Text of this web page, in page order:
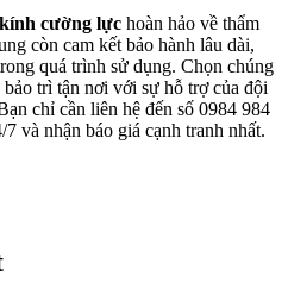
cường lực hoàn hảo về thẩm
còn cam kết bảo hành lâu dài,
quá trình sử dụng. Chọn chúng
trì tận nơi với sự hỗ trợ của đội
chỉ cần liên hệ đến số 0984 984
và nhận báo giá cạnh tranh nhất.